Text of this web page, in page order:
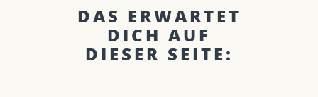
DAS ERWARTET
DICH AUF
DIESER SEITE: